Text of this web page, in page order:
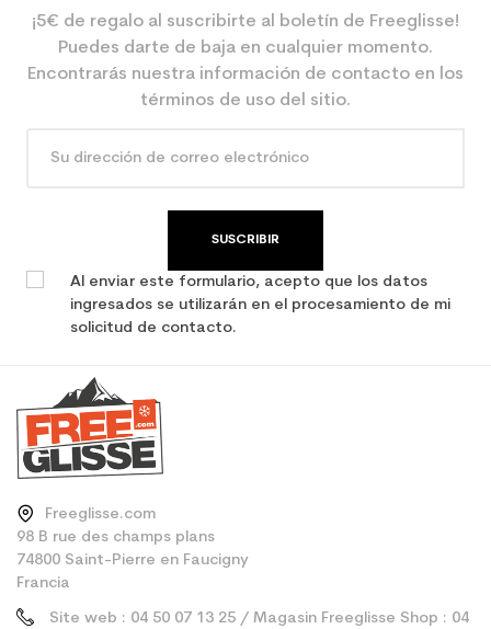
¡5€ de regalo al suscribirte al boletín de Freeglisse!
Puedes darte de baja en cualquier momento.
Encontrarás nuestra información de contacto en los
términos de uso del sitio.
SUSCRIBIR
Al enviar este formulario, acepto que los datos
ingresados se utilizarán en el procesamiento de mi
solicitud de contacto.
Freeglisse.com
98 B rue des champs plans
74800 Saint-Pierre en Faucigny
Francia
Site web : 04 50 07 13 25 / Magasin Freeglisse Shop : 04